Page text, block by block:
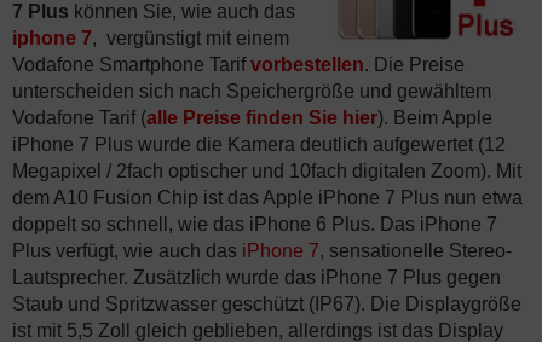
7 Plus können Sie, wie auch das
iphone 7, vergünstigt mit einem
Vodafone Smartphone Tarifvorbestellen. Die Preise
unterscheiden sich nach Speichergröße und gewähltem
Vodafone Tarif (alle Preise finden Sie hier). Beim Apple
iPhone 7 Plus wurde die Kamera deutlich aufgewertet (12
Megapixel / 2fach optischer und 10fach digitalen Zoom). Mit
dem A10 Fusion Chip ist das Apple iPhone 7 Plus nun etwa
doppelt so schnell, wie das iPhone 6 Plus. Das iPhone 7
Plus verfügt, wie auch das iPhone 7, sensationelle Stereo-
Lautsprecher. Zusätzlich wurde das iPhone 7 Plus gegen
Staub und Spritzwasser geschützt (IP67). Die Displaygröße
ist mit 5,5 Zoll gleich geblieben, allerdings ist das Display